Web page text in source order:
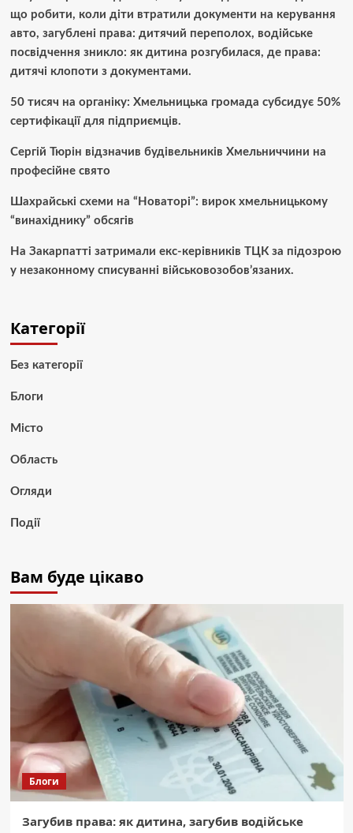
що робити, коли діти втратили документи на керування
авто, загублені права: дитячий переполох, водійське
посвідчення зникло: як дитина розгубилася, де права:
дитячі клопоти з документами.
50 тисяч на органіку: Хмельницька громада субсидує 50%
сертифікації для підприємців.
Сергій Тюрін відзначив будівельників Хмельниччини на
професійне свято
Шахрайські схеми на “Новаторі”: вирок хмельницькому
“винахіднику” обсягів
На Закарпатті затримали екс-керівників ТЦК за підозрою
у незаконному списуванні військовозобов’язаних.
Категорії
Без категорії
Блоги
Місто
Область
Огляди
Події
Вам буде цікаво
Блоги
Загубив права: як дитина, загубив водійське